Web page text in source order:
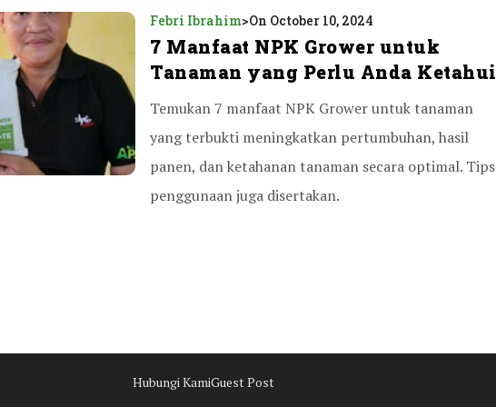
Febri Ibrahim>On October 10, 2024
7 Manfaat NPK Grower untuk
Tanaman yang Perlu Anda Ketahui
Temukan 7 manfaat NPK Grower untuk tanaman
yang terbukti meningkatkan pertumbuhan, hasil
panen, dan ketahanan tanaman secara optimal. Tips
penggunaan juga disertakan.
Hubungi KamiGuest Post